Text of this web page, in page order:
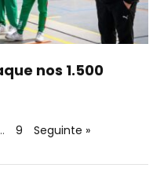
nos 1.500
9 Seguinte »